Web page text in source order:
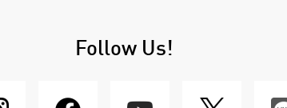
Follow Us!